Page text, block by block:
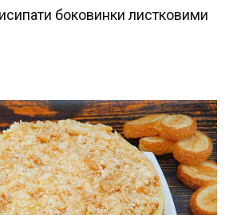
боковинки листковими